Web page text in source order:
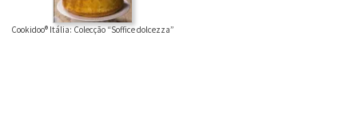
Cookidoo® Itália: Colecção “Soffice dolcezza”